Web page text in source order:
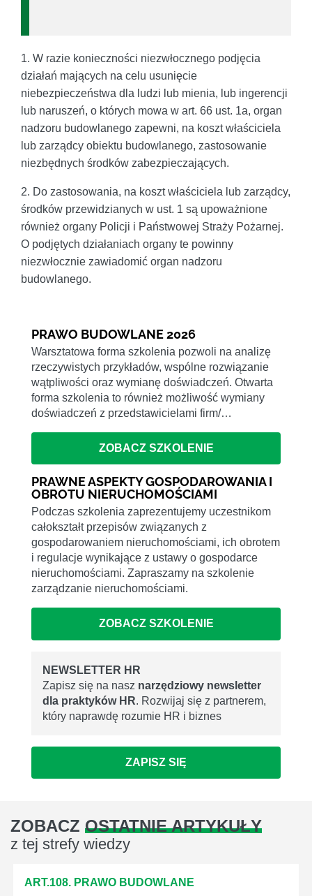
1. W razie konieczności niezwłocznego podjęcia
działań mających na celu usunięcie
niebezpieczeństwa dla ludzi lub mienia, lub ingerencji
lub naruszeń, o których mowa w art. 66 ust. 1a, organ
nadzoru budowlanego zapewni, na koszt właściciela
lub zarządcy obiektu budowlanego, zastosowanie
niezbędnych środków zabezpieczających.
2. Do zastosowania, na koszt właściciela lub zarządcy,
środków przewidzianych w ust. 1 są upoważnione
również organy Policji i Państwowej Straży Pożarnej.
O podjętych działaniach organy te powinny
niezwłocznie zawiadomić organ nadzoru
budowlanego.
PRAWO BUDOWLANE 2026
Warsztatowa forma szkolenia pozwoli na analizę
rzeczywistych przykładów, wspólne rozwiązanie
wątpliwości oraz wymianę doświadczeń. Otwarta
forma szkolenia to również możliwość wymiany
doświadczeń z przedstawicielami firm/…
ZOBACZ SZKOLENIE
PRAWNE ASPEKTY GOSPODAROWANIA I
OBROTU NIERUCHOMOŚCIAMI
Podczas szkolenia zaprezentujemy uczestnikom
całokształt przepisów związanych z
gospodarowaniem nieruchomościami, ich obrotem
i regulacje wynikające z ustawy o gospodarce
nieruchomościami. Zapraszamy na szkolenie
zarządzanie nieruchomościami.
ZOBACZ SZKOLENIE
NEWSLETTER HR
Zapisz się na nasz narzędziowy newsletter
dla praktyków HR. Rozwijaj się z partnerem,
który naprawdę rozumie HR i biznes
ZAPISZ SIĘ
ZOBACZ OSTATNIE ARTYKUŁY
z tej strefy wiedzy
ART.108. PRAWO BUDOWLANE